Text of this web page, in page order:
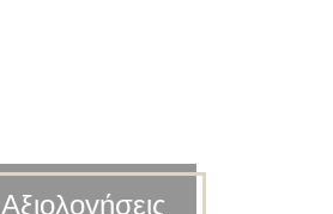
Αξιολογήσεις